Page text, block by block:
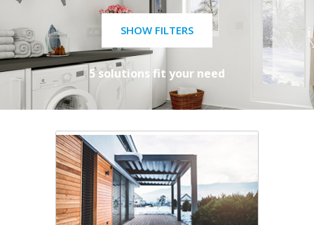
SHOW FILTERS
5 solutions fit your need